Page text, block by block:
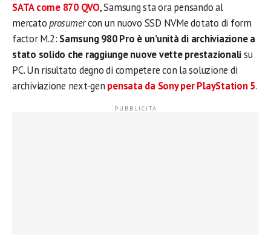
SATA come 870 QVO, Samsung sta ora pensando al
mercatoprosumercon un nuovo SSD NVMe dotato di form
factor M.2: Samsung 980 Pro è un’unità di archiviazione a
stato solido che raggiunge nuove vette prestazionalisu
PC. Un risultato degno di competere con la soluzione di
archiviazione next-gen pensata da Sony per PlayStation 5.